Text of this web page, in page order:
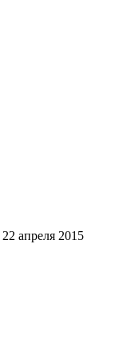
22 апреля 2015